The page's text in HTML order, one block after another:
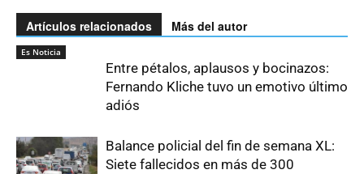
Artículos relacionados Más del autor
Es Noticia
Entre pétalos, aplausos y bocinazos:
Fernando Kliche tuvo un emotivo último
adiós
Balance policial del fin de semana XL:
Siete fallecidos en más de 300